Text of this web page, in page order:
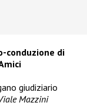
conduzione di
giudiziario
Mazzini